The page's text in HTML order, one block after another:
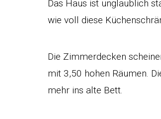
Das Haus ist unglaublich
wie voll diese
Die Zimmerdecken
mit 3,50 hohen Räumen.
mehr ins alte Bett.